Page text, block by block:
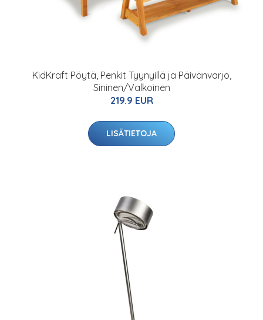
KidKraft Pöytä, Penkit Tyynyillä ja Päivänvarjo,
Sininen/Valkoinen
219.9 EUR
LISÄTIETOJA